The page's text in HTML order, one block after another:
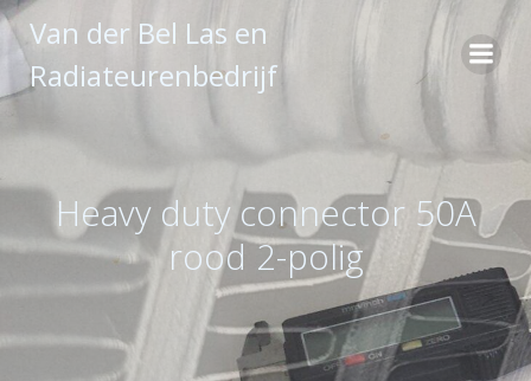
Ga
naar
inhoud
Van der Bel Las en
Radiateurenbedrijf
Heavy duty connector 50A
rood 2-polig